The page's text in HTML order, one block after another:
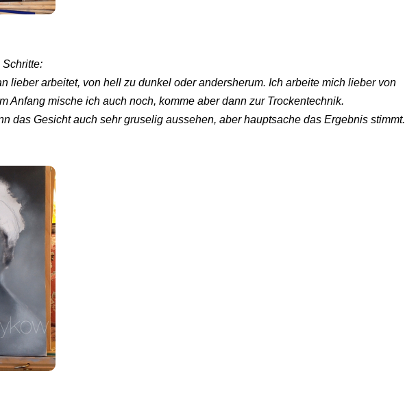
lieber arbeitet, von hell zu dunkel oder andersherum. Ich arbeite mich lieber von
Anfang mische ich auch noch, komme aber dann zur Trockentechnik.
das Gesicht auch sehr gruselig aussehen, aber hauptsache das Ergebnis stimmt.